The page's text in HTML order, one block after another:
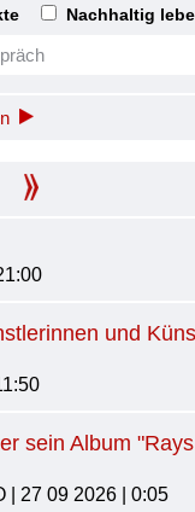
Nachhaltig
und
sein Album
| 27 09 2026 | 0:05